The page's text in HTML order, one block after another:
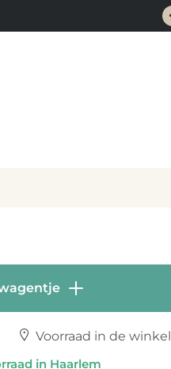
Voorraad in de winkel
in Haarlem